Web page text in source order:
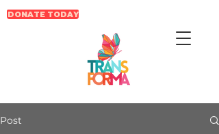
DONATE TODAY
Post